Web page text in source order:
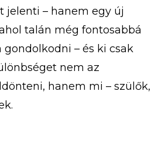
jelenti – hanem egy új
talán még fontosabbá
– és ki csak
nem az
hanem mi – szülők,